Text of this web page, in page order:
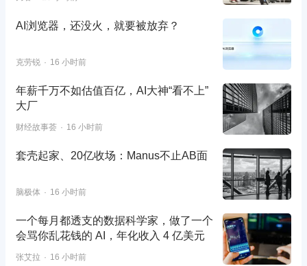
AI浏览器，还没火，就要被放弃？
克劳锐 16 小时前
年薪千万不如估值百亿，AI大神“看不上”
大厂
财经故事荟 16 小时前
套壳起家、20亿收场：Manus不止AB面
脑极体 16 小时前
一个每月都透支的数据科学家，做了一个
会骂你乱花钱的 AI，年化收入 4 亿美元
张艾拉 16 小时前